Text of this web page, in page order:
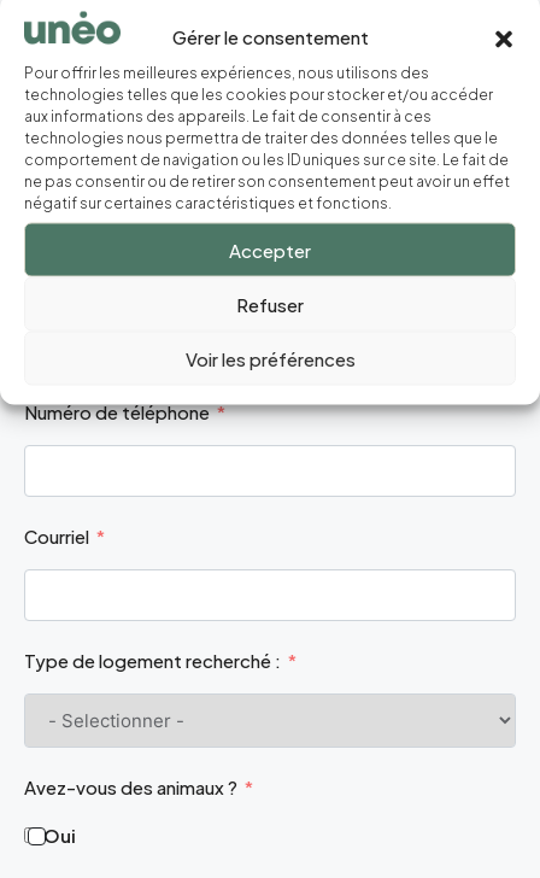
Gérer le consentement
Pour offrir les meilleures expériences, nous utilisons des
technologies telles que les cookies pour stocker et/ou accéder
aux informations des appareils. Le fait de consentir à ces
technologies nous permettra de traiter des données telles que le
comportement de navigation ou les ID uniques sur ce site. Le fait de
ne pas consentir ou de retirer son consentement peut avoir un effet
négatif sur certaines caractéristiques et fonctions.
Accepter
Refuser
Voir les préférences
Ça vous intéresse ?
Nous vous invitons à remplir le formulaire ci-dessous et
Numéro de téléphone
Courriel
Type de logement recherché :
Avez-vous des animaux ?
Oui